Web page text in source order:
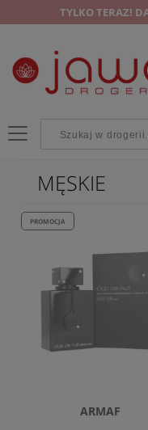
TYLKO TERAZ!
MĘSKIE
ARMAF
PROMOCJA